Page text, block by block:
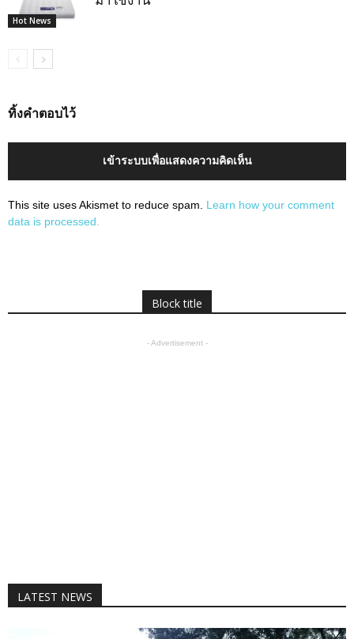
Hot News
ทิ้งคำตอบไว้
เข้าระบบเพื่อแสดงความคิดเห็น
This site uses Akismet to reduce spam. Learn how your comment
data is processed.
Block title
- Advertisement -
LATEST NEWS